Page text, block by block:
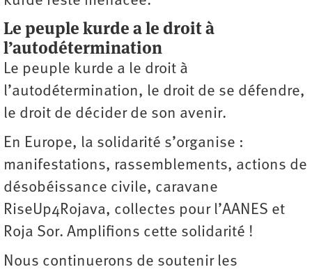
Le peuple kurde a le droit à
l’autodétermination
Le peuple kurde a le droit à
l’autodétermination, le droit de se défendre,
le droit de décider de son avenir.
En Europe, la solidarité s’organise :
manifestations, rassemblements, actions de
désobéissance civile, caravane
RiseUp4Rojava, collectes pour l’AANES et
Roja Sor. Amplifions cette solidarité !
Nous continuerons de soutenir les